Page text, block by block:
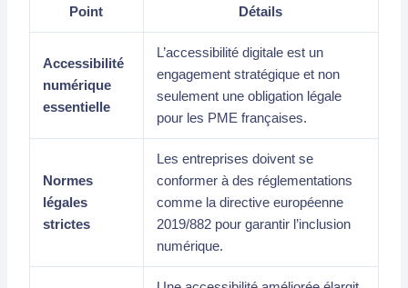
Point Détails
Accessibilité
numérique
essentielle
L’accessibilité digitale est un
engagement stratégique et non
seulement une obligation légale
pour les PME françaises.
Normes
légales
strictes
Les entreprises doivent se
conformer à des réglementations
comme la directive européenne
2019/882 pour garantir l’inclusion
numérique.